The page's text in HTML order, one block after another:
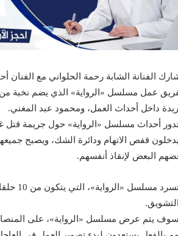
الفنانة الشابة رحمة الحلواني مع
عمل مسلسل «الرواية» الذي يضم نخبة
داخل أحداث العمل، ومحمود عبد المغني.
أحداث مسلسل «الرواية» حول جريمة قتل
قفص الاتهام ودائرة الشك، ويصبح
البعض لإنقاذ أنفسهم.
وتسرد
يتم عرض مسلسل «الرواية»، على المنصات